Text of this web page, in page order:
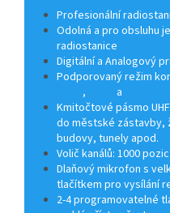
Profesionální
Odolná a pro obsluhu
radiostanice
Digitální a Analogový
Podporovaný režim
, a
Kmitočtové pásmo
do městské
budovy, tunely apod.
Volič kanálů: 1000 pozic
Dlaňový mikrofon s
tlačítkem pro vysílání
2-4 programovatelné